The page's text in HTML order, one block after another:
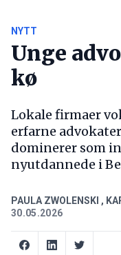
NYTT
Unge
kø
Lokale firmaer
erfarne
dominerer som
nyutdannede i
PAULA ZWOLENSKI ,
30.05.2026